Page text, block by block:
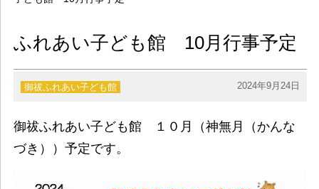
暮らし
ふれあい子ども館 10月行事予定
御祓ふれあい子ども館 2024年9月24日
御祓ふれあい子ども館 １０月（神無月（かんな
づき））予定です。